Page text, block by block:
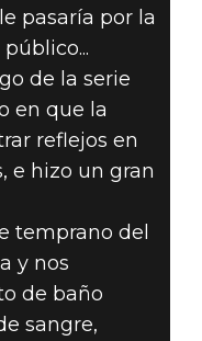
pasaría por la
de la serie
en que la
reflejos en
e hizo un gran
temprano del
y nos
de baño
sangre,